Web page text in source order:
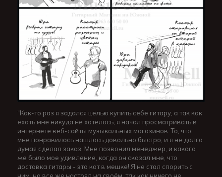
"Как-то раз я задался целью купить себе гитару, а так как
ехать мне никуда не хотелось, я начал просматривать в
интернете веб-сайты музыкальных магазинов. То, что
мне понравилось нашлось довольно быстро, и я не долго
думая сделал заказ. Мне позвонил менеджер, и какого
же было мое удивление, когда он сказал мне, что
доставка гитары - это кот в мешке! Я не стал спорить с